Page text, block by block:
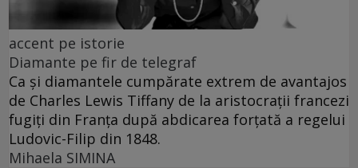
accent pe istorie
Diamante pe fir de telegraf
Ca și diamantele cumpărate extrem de avantajos
de Charles Lewis Tiffany de la aristocrații francezi
fugiți din Franța după abdicarea forțată a regelui
Ludovic-Filip din 1848.
Mihaela SIMINA